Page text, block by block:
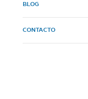
BLOG
CONTACTO